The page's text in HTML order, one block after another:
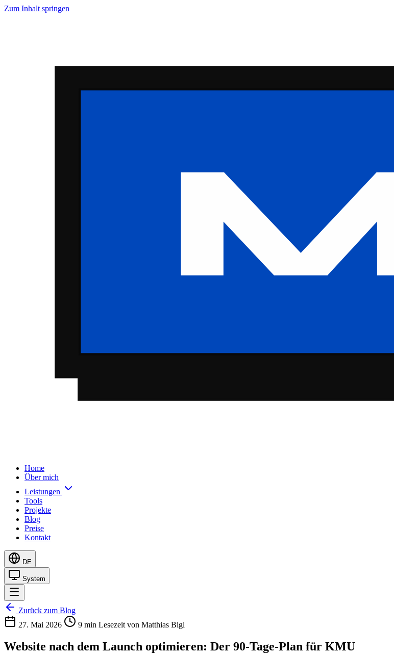
Zum Inhalt springen
Home
Über mich
Leistungen
Tools
Projekte
Blog
Preise
Kontakt
DE
System
Zurück zum Blog
27. Mai 2026
9 min Lesezeit von Matthias Bigl
Website nach dem Launch optimieren: Der 90-Tage-Plan für KMU